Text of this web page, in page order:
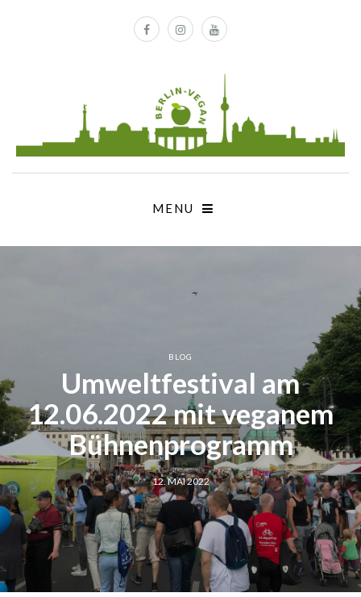
MENU
BLOG
Umweltfestival am
12.06.2022 mit veganem
Bühnenprogramm
12. MAI 2022